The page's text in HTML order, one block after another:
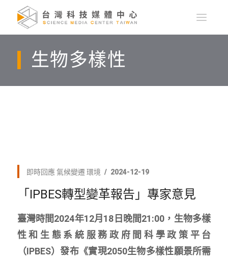
生物多樣性
即時回應 氣候變遷 環境 2024-12-19
「IPBES轉型變革報告」專家意見
臺灣時間2024年12月18日晚間21:00，生物多樣
性和生態系統服務政府間科學政策平台
（IPBES）發布《實現2050生物多樣性願景所需